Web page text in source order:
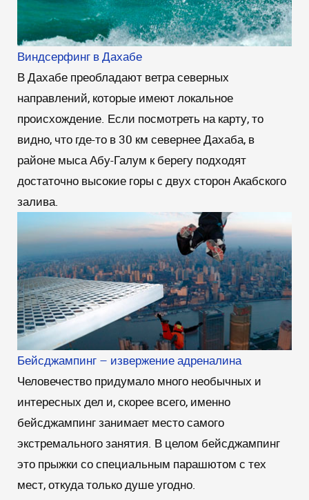
Виндсерфинг в Дахабе
В Дахабе преобладают ветра северных
направлений, которые имеют локальное
происхождение. Если посмотреть на карту, то
видно, что где-то в 30 км севернее Дахаба, в
районе мыса Абу-Галум к берегу подходят
достаточно высокие горы с двух сторон Акабского
залива.
Бейсджампинг – извержение адреналина
Человечество придумало много необычных и
интересных дел и, скорее всего, именно
бейсджампинг занимает место самого
экстремального занятия. В целом бейсджампинг
это прыжки со специальным парашютом с тех
мест, откуда только душе угодно.